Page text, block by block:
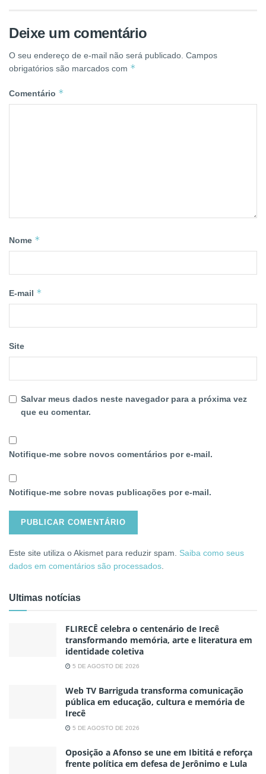
Deixe um comentário
O seu endereço de e-mail não será publicado. Campos
obrigatórios são marcados com *
Comentário *
Nome *
E-mail *
Site
Salvar meus dados neste navegador para a próxima vez
que eu comentar.
Notifique-me sobre novos comentários por e-mail.
Notifique-me sobre novas publicações por e-mail.
Este site utiliza o Akismet para reduzir spam. Saiba como seus
dados em comentários são processados
Ultimas notícias
FLIRECÊ celebra o centenário de Irecê
transformando memória, arte e literatura em
identidade coletiva
5 DE AGOSTO DE 2026
Web TV Barriguda transforma comunicação
pública em educação, cultura e memória de
Irecê
5 DE AGOSTO DE 2026
Oposição a Afonso se une em Ibititá e reforça
frente política em defesa de Jerônimo e Lula